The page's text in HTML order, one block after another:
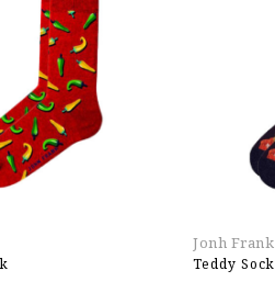
Jonh Frank
Teddy Sock